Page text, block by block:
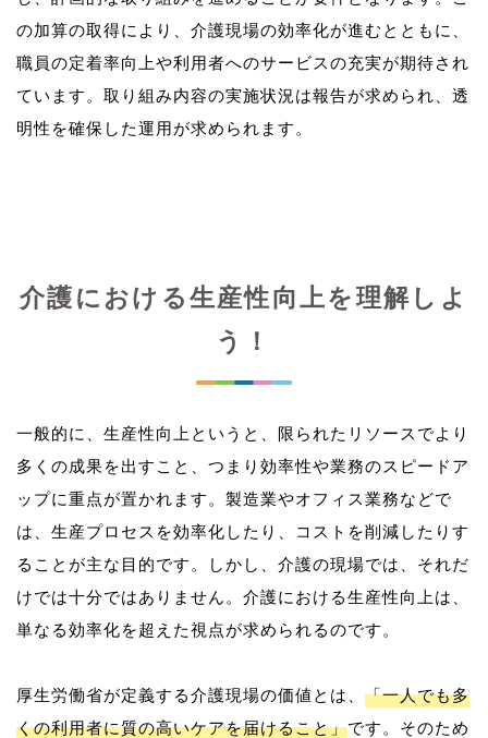
の加算の取得により、介護現場の効率化が進むとともに、
職員の定着率向上や利用者へのサービスの充実が期待され
ています。取り組み内容の実施状況は報告が求められ、透
介護における生産性向上を理解しよ
う！
一般的に、生産性向上というと、限られたリソースでより
多くの成果を出すこと、つまり効率性や業務のスピードア
ップに重点が置かれます。製造業やオフィス業務などで
は、生産プロセスを効率化したり、コストを削減したりす
ることが主な目的です。しかし、介護の現場では、それだ
けでは十分ではありません。介護における生産性向上は、
単なる効率化を超えた視点が求められるのです。
厚生労働省が定義する介護現場の価値とは、 「一人でも多
くの利用者に質の高いケアを届けること」です。そのため